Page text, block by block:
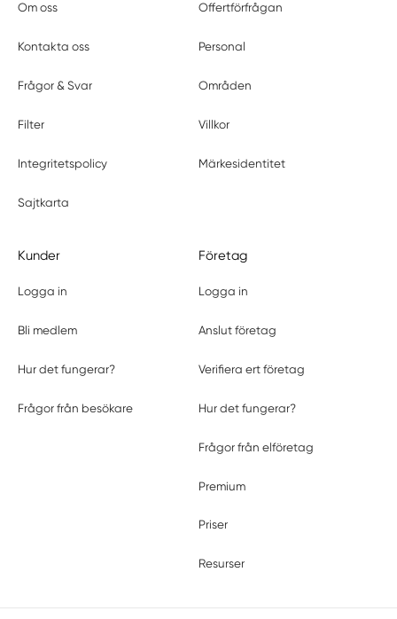
Om oss Offertförfrågan
Kontakta oss Personal
Frågor & Svar Områden
Filter Villkor
Integritetspolicy Märkesidentitet
Sajtkarta
Kunder
Logga in
Bli medlem
Hur det fungerar?
Frågor från besökare
Företag
Logga in
Anslut företag
Verifiera ert företag
Hur det fungerar?
Frågor från elföretag
Premium
Priser
Resurser